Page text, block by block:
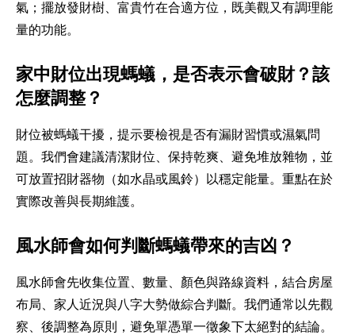
氣；擺放發財樹、富貴竹在合適方位，既美觀又有調理能
量的功能。
家中財位出現螞蟻，是否表示會破財？該
怎麼調整？
財位被螞蟻干擾，提示要檢視是否有漏財習慣或濕氣問
題。我們會建議清潔財位、保持乾爽、避免堆放雜物，並
可放置招財器物（如水晶或風鈴）以穩定能量。重點在於
實際改善與長期維護。
風水師會如何判斷螞蟻帶來的吉凶？
風水師會先收集位置、數量、顏色與路線資料，結合房屋
布局、家人近況與八字大勢做綜合判斷。我們通常以先觀
察、後調整為原則，避免單憑單一徵象下太絕對的結論。